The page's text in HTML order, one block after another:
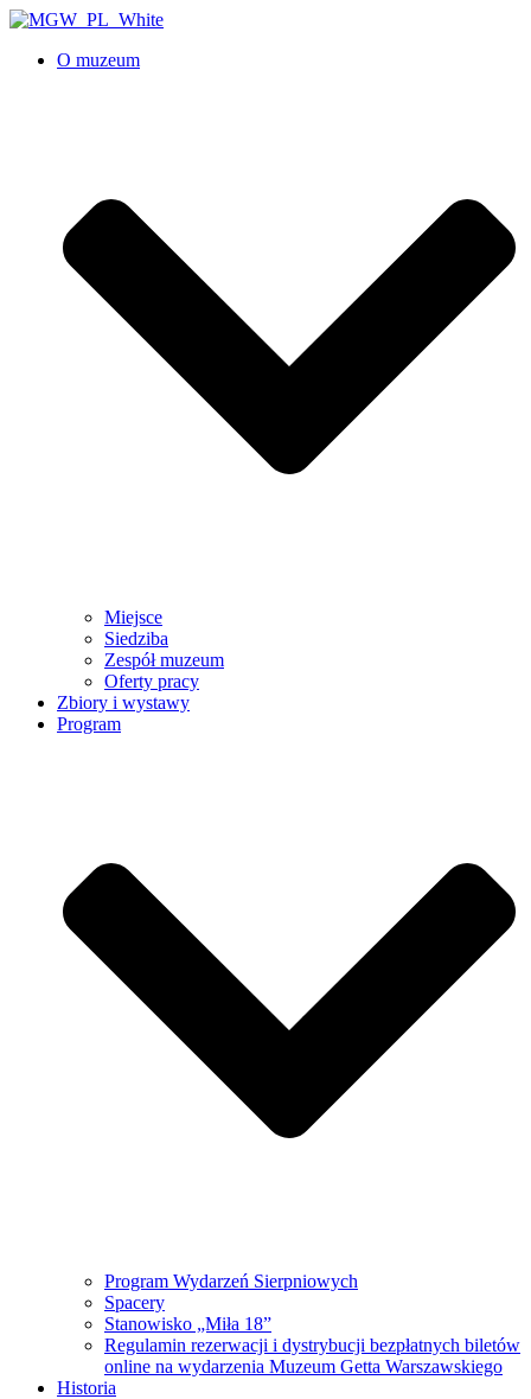
O muzeum
Miejsce
Siedziba
Zespół muzeum
Oferty pracy
Zbiory i wystawy
Program
Program Wydarzeń Sierpniowych
Spacery
Stanowisko „Miła 18”
Regulamin rezerwacji i dystrybucji bezpłatnych biletów
online na wydarzenia Muzeum Getta Warszawskiego
Historia